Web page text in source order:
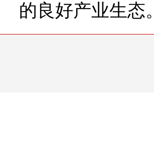
的良好产业生态。